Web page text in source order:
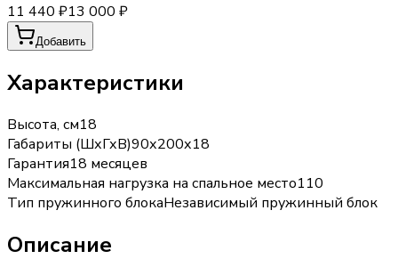
11 440 ₽13 000 ₽
Добавить
Характеристики
Высота, см18
Габариты (ШхГхВ)90х200х18
Гарантия18 месяцев
Максимальная нагрузка на спальное место110
Тип пружинного блокаНезависимый пружинный блок
Описание